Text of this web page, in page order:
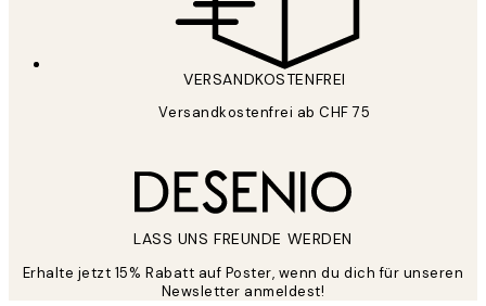
VERSANDKOSTENFREI
Versandkostenfrei ab CHF 75
LASS UNS FREUNDE WERDEN
Erhalte jetzt 15% Rabatt auf Poster, wenn du dich für unseren
Newsletter anmeldest!